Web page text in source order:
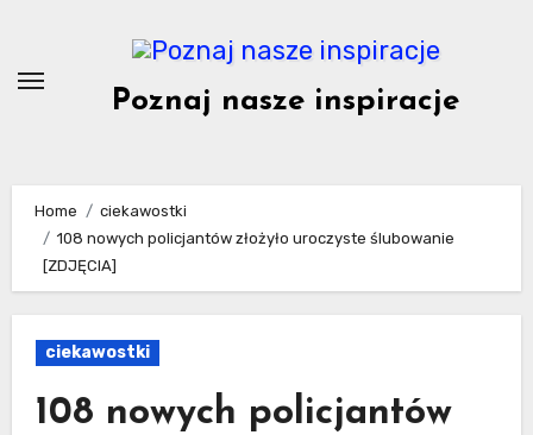
content
Poznaj nasze inspiracje
Home
ciekawostki
108 nowych policjantów złożyło uroczyste ślubowanie
[ZDJĘCIA]
ciekawostki
108 nowych policjantów